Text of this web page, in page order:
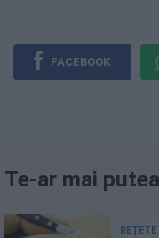
FACEBOOK
Te-ar mai